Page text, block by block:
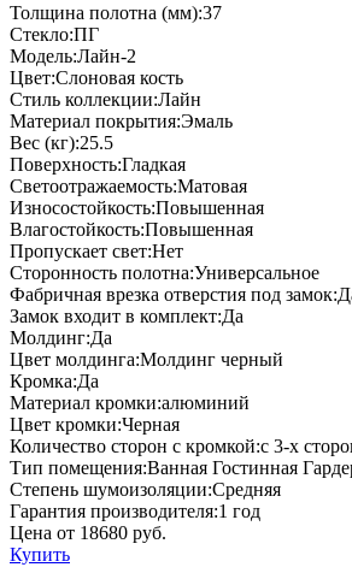
Толщина полотна (мм):37
Стекло:ПГ
Модель:Лайн-2
Цвет:Слоновая кость
Стиль коллекции:Лайн
Материал покрытия:Эмаль
Вес (кг):25.5
Поверхность:Гладкая
Светоотражаемость:Матовая
Износостойкость:Повышенная
Влагостойкость:Повышенная
Пропускает свет:Нет
Сторонность полотна:Универсальное
Фабричная врезка отверстия под
Замок входит в комплект:Да
Молдинг:Да
Цвет молдинга:Молдинг черный
Кромка:Да
Материал кромки:алюминий
Цвет кромки:Черная
Количество сторон с кромкой:с 3-х
Тип помещения:Ванная Гостинная
Степень шумоизоляции:Средняя
Гарантия производителя:1 год
Цена от 18680 руб.
Купить